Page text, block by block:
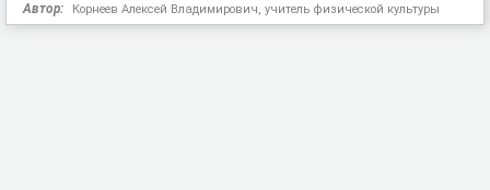
Автор: Корнеев Алексей Владимирович, учитель физической культуры